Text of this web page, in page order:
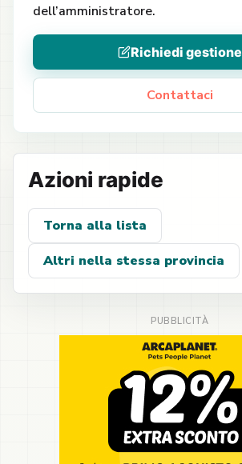
dell’amministratore.
Richiedi gestione
Contattaci
Azioni rapide
Torna alla lista
Altri nella stessa provincia